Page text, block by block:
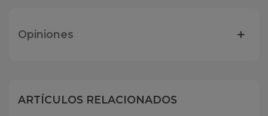
Opiniones
ARTÍCULOS RELACIONADOS